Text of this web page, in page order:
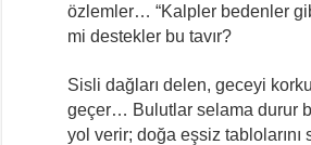
özlemler… “Kalpler bedenler
mi destekler bu tavır?
Sisli dağları delen, geceyi
geçer… Bulutlar selama durur
yol verir; doğa eşsiz tablolarını